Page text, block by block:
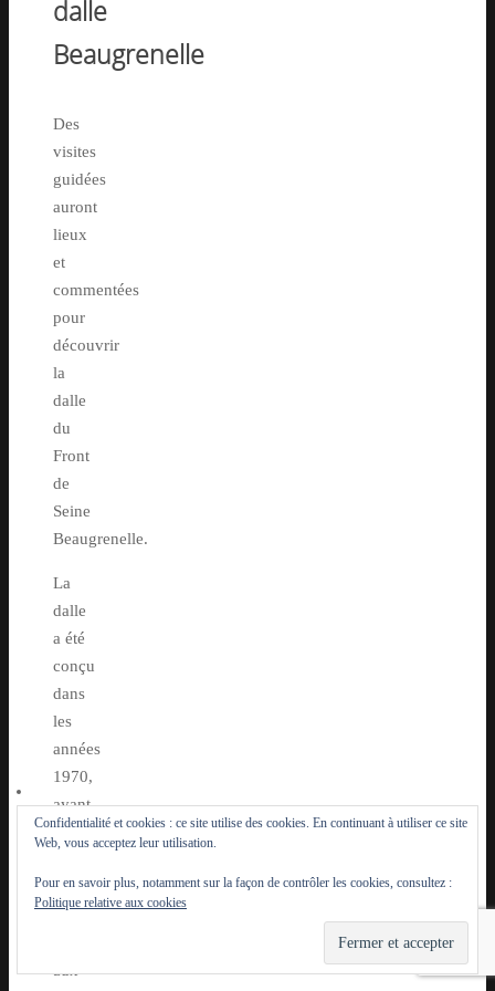
dalle
Beaugrenelle
Des
visites
guidées
auront
lieux
et
commentées
pour
découvrir
la
dalle
du
Front
de
Seine
Beaugrenelle.
La
dalle
a été
conçu
dans
les
années
1970,
ayant
20
de
grande
aux
Confidentialité et cookies : ce site utilise des cookies. En continuant à utiliser ce site
Web, vous acceptez leur utilisation.
Pour en savoir plus, notamment sur la façon de contrôler les cookies, consultez :
Politique relative aux cookies